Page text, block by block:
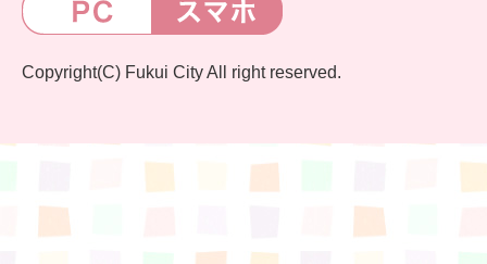
Copyright(C) Fukui City All right reserved.